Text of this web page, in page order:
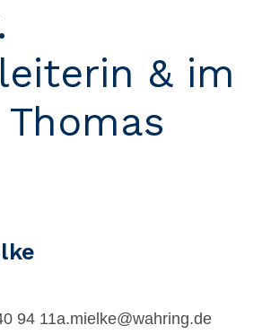
& im
Thomas
94 11a.mielke@wahring.de